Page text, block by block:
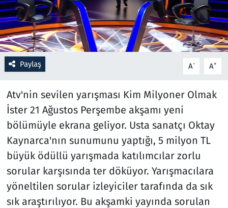
Paylaş A- A+
Atv'nin sevilen yarışması Kim Milyoner Olmak
İster 21 Ağustos Perşembe akşamı yeni
bölümüyle ekrana geliyor. Usta sanatçı Oktay
Kaynarca'nın sunumunu yaptığı, 5 milyon TL
büyük ödüllü yarışmada katılımcılar zorlu
sorular karşısında ter döküyor. Yarışmacılara
yöneltilen sorular izleyiciler tarafında da sık
sık araştırılıyor. Bu akşamki yayında sorulan
Spor
Teknoloji ve Bilim
Televizyon